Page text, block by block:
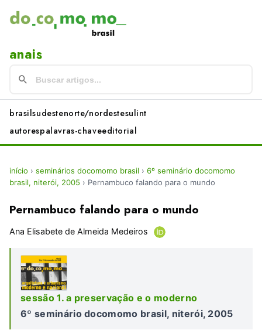
anais
brasilsudestenorte/nordestesulint
autorespalavras-chaveeditorial
início › seminários docomomo brasil › 6º seminário docomomo
brasil, niterói, 2005 › Pernambuco falando para o mundo
Pernambuco falando para o mundo
Ana Elisabete de Almeida Medeiros
sessão 1. a preservação e o moderno
6º seminário docomomo brasil, niterói, 2005